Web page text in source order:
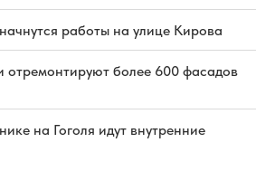
работы на улице Кирова
отремонтируют более 600 фасадов
на Гоголя идут внутренние